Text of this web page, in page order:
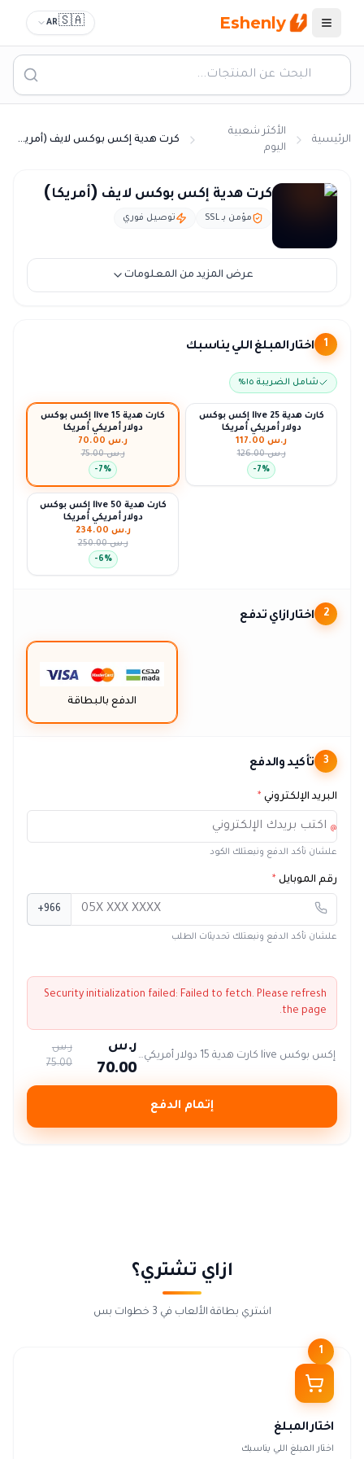
القائمة Eshenly
🇸🇦
AR
الرئيسية
الأكثر شعبية
اليوم
كرت هدية إكس بوكس لايف (أمريكا)
كرت اكس بوكس امريكي السعودية - Xbox Live US بالريال
كرت هدية إكس بوكس لايف (أمريكا)
مؤمن بـ SSL توصيل فوري
عرض المزيد من المعلومات
1 اختار المبلغ اللي يناسبك
شامل الضريبة ١٥٪
إكس بوكس live كارت هدية 15
دولار أمريكي أمريكا
ر.س 70.00
ر.س 75.00
-7%
إكس بوكس live كارت هدية 25
دولار أمريكي أمريكا
ر.س 117.00
ر.س 126.00
-7%
إكس بوكس live كارت هدية 50
دولار أمريكي أمريكا
ر.س 234.00
ر.س 250.00
-6%
2 اختار ازاي تدفع
الدفع بالبطاقة
3 تأكيد والدفع
البريد الإلكتروني *
@
علشان نأكد الدفع ونبعتلك الكود
رقم الموبايل *
+966
علشان نأكد الدفع ونبعتلك تحديثات الطلب
Security initialization failed: Failed to fetch. Please refresh
the page.
إكس بوكس live كارت هدية 15 دولار أمريكي أمريكا
ر.س
70.00
ر.س
75.00
إتمام الدفع
ازاي تشتري؟
اشتري بطاقة الألعاب في 3 خطوات بس
1
اختار المبلغ
اختار المبلغ اللي يناسبك